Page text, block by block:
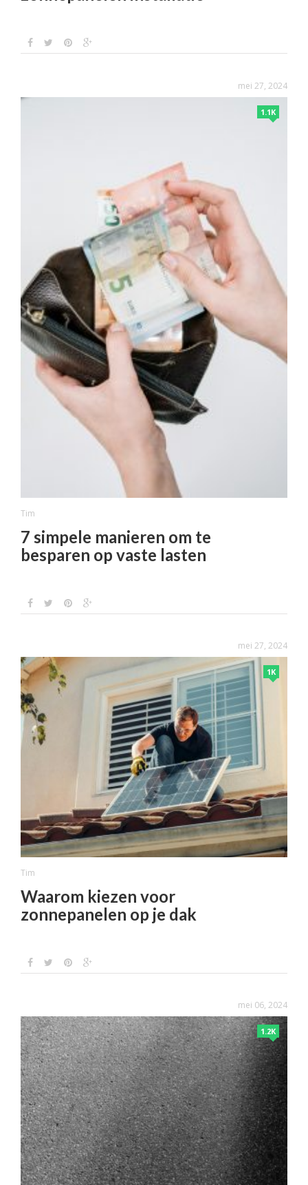
mei 27, 2024
1.1K
Tim
7 simpele manieren om te
besparen op vaste lasten
mei 27, 2024
1K
Tim
Waarom kiezen voor
zonnepanelen op je dak
mei 06, 2024
1.2K